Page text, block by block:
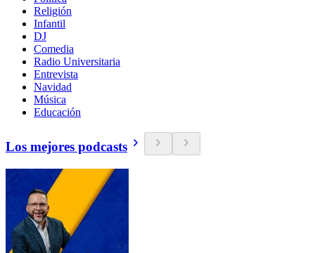
Religión
Infantil
DJ
Comedia
Radio Universitaria
Entrevista
Navidad
Música
Educación
Los mejores podcasts